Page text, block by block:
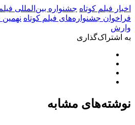
اخبار فیلم کوتاه جشنواره بین‌المللی
فراخوان جشنواره‌های فیلم کوتاه نهمین
وارش
به اشتراک‌گذاری
نوشته‌های مشابه